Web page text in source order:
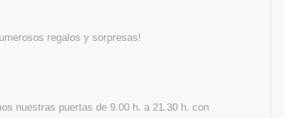
regalos y sorpresas!
nuestras puertas de 9.00 h. a 21.30 h. con